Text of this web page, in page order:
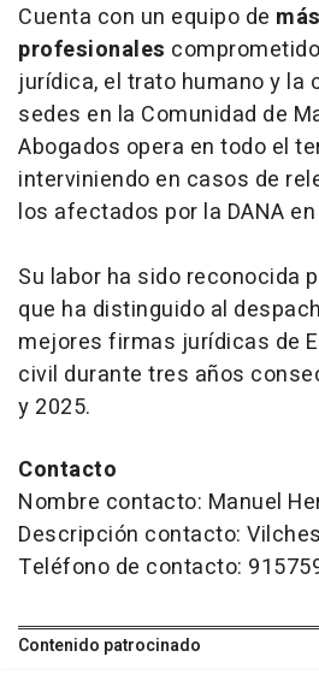
Cuenta con un equipo de
profesionales
jurídica, el trato humano y la
sedes en la Comunidad de
Abogados opera en todo el
interviniendo en casos de
los afectados por la DANA
Su labor ha sido reconocida
que ha distinguido al
mejores firmas jurídicas de
civil durante tres años
y 2025.
Contacto
Nombre contacto: Manuel
Descripción contacto:
Teléfono de contacto:
Contenido patrocinado